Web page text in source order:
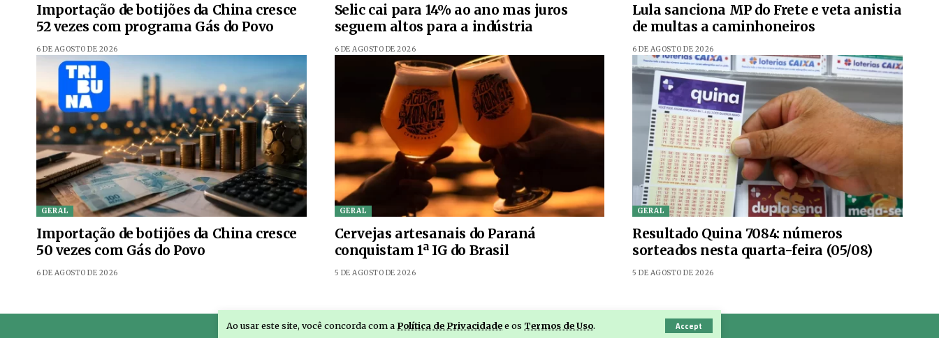
Ao usar este site, você concorda com a Política de Privacidadee os Termos de Uso. Accept
Importação de botijões da China cresce
52 vezes com programa Gás do Povo
6 DE AGOSTO DE 2026
Selic cai para 14% ao ano mas juros
seguem altos para a indústria
6 DE AGOSTO DE 2026
Lula sanciona MP do Frete e veta anistia
de multas a caminhoneiros
6 DE AGOSTO DE 2026
GERAL
Importação de botijões da China cresce
50 vezes com Gás do Povo
6 DE AGOSTO DE 2026
GERAL
Cervejas artesanais do Paraná
conquistam 1ª IG do Brasil
5 DE AGOSTO DE 2026
GERAL
Resultado Quina 7084: números
sorteados nesta quarta-feira (05/08)
5 DE AGOSTO DE 2026